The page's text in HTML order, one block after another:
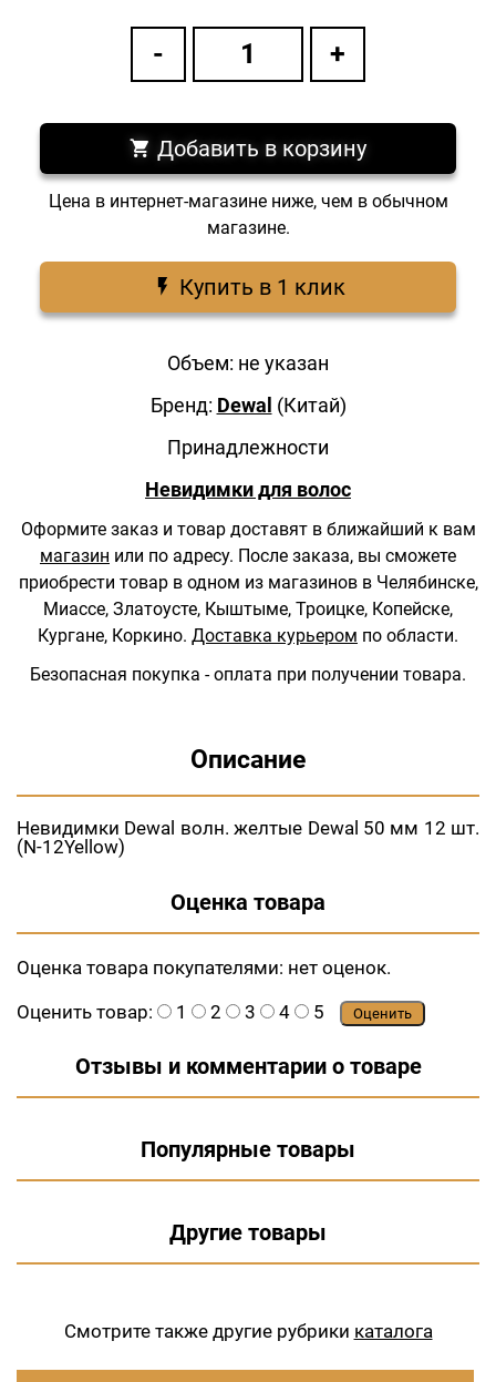
Добавить в корзину
Цена в интернет-магазине ниже, чем в обычном
магазине.
Купить в 1 клик
Объем: не указан
Бренд: Dewal (Китай)
Принадлежности
Невидимки для волос
Оформите заказ и товар доставят в ближайший к вам
магазин или по адресу. После заказа, вы сможете
приобрести товар в одном из магазинов в Челябинске,
Миассе, Златоусте, Кыштыме, Троицке, Копейске,
Кургане, Коркино. Доставка курьером по области.
Безопасная покупка - оплата при получении товара.
Описание
Невидимки Dewal волн. желтые Dewal 50 мм 12 шт.
(N-12Yellow)
Оценка товара
Оценка товара покупателями: нет оценок.
Оценить товар:
1 2 3 4 5 Оценить
Отзывы и комментарии о товаре
Популярные товары
Другие товары
Смотрите также другие рубрики каталога